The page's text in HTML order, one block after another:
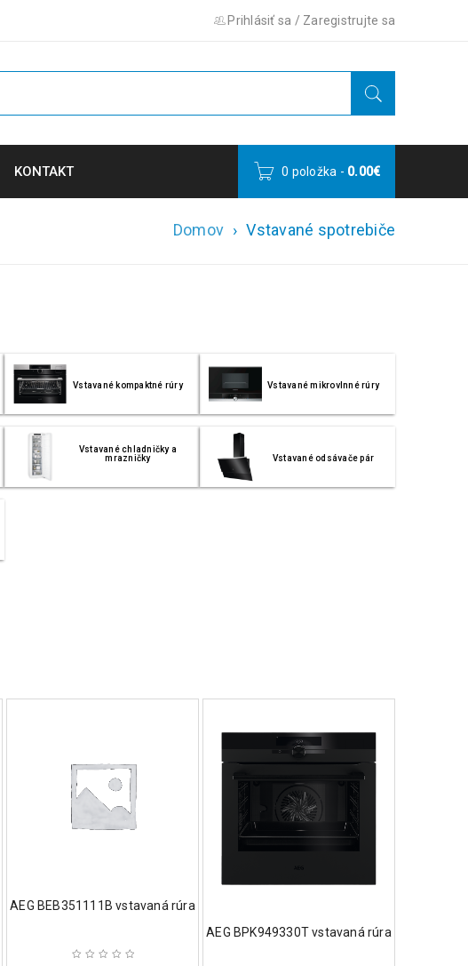
Prihlásiť sa / Zaregistrujte sa
KONTAKT 0 položka - 0.00€
Domov › Vstavané spotrebiče
Vstavané kompaktné rúry Vstavané mikrovlnné rúry
Vstavané chladničky a
mrazničky
Vstavané odsávače pár
AEG BEB351111B vstavaná rúra
AEG BPK949330T vstavaná rúra